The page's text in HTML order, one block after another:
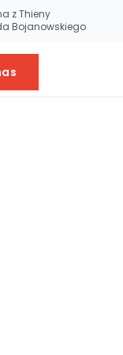
z Thieny
Bojanowskiego